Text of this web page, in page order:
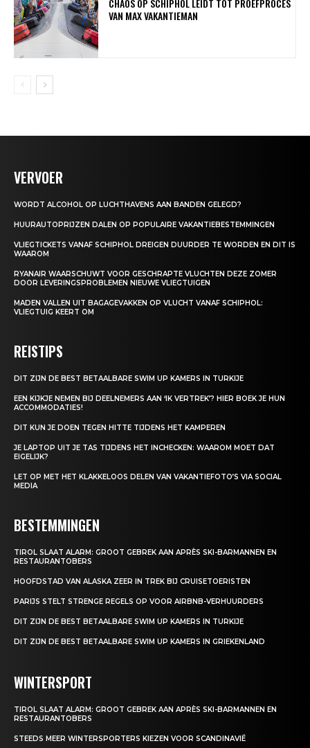
CHAOS OP SCHIPHOL LEIDT TOT PROEFPROCES
VAN MAX VAKANTIEMAN
VERVOER
WORDT ALCOHOL OP LUCHTHAVENS AAN BANDEN GELEGD?
HUURAUTOPRIJZEN DALEN OP POPULAIRE VAKANTIEBESTEMMINGEN
VLIEGTICKETS VANAF SCHIPHOL DREIGEN DUURDER TE WORDEN EN DIT IS
WAAROM
RYANAIR WAARSCHUWT VOOR GESCHRAPTE VLUCHTEN DEZE ZOMER
DOOR LEVERINGSPROBLEMEN NIEUWE VLIEGTUIGEN
MADEN VALLEN UIT BAGAGEVAKKEN OP VLUCHT VANAF SCHIPHOL:
VLIEGTUIG KEERT OM
REISTIPS
DIT ZIJN DE BEST BETAALBARE SWIM UP KAMERS IN TURKIJE
EEN KIJKJE NEMEN BIJ DEELNEMERS AAN ‘IK VERTREK’? HIER BOEK JE HUN
ACCOMMODATIES!
DIT KUN JE DOEN TEGEN HITTE TIJDENS HET KAMPEREN
JE LAPTOP UIT JE TAS TIJDENS HET INCHECKEN: WAAROM MOET DAT
EIGELIJK?
LET OP MET HET KLAKKELOOS DELEN VAN VAKANTIEFOTO’S VIA SOCIAL
MEDIA
BESTEMMINGEN
TIROL SLAAT ALARM: GROOT GEBREK AAN APRÈS SKI-BARMANNEN EN
RESTAURANTOBERS
HOOFDSTAD VAN ALASKA ZEER IN TREK BIJ CRUISETOERISTEN
PARIJS STELT STRENGE REGELS OP VOOR AIRBNB-VERHUURDERS
DIT ZIJN DE BEST BETAALBARE SWIM UP KAMERS IN TURKIJE
DIT ZIJN DE BEST BETAALBARE SWIM UP KAMERS IN GRIEKENLAND
WINTERSPORT
TIROL SLAAT ALARM: GROOT GEBREK AAN APRÈS SKI-BARMANNEN EN
RESTAURANTOBERS
STEEDS MEER WINTERSPORTERS KIEZEN VOOR SCANDINAVIË